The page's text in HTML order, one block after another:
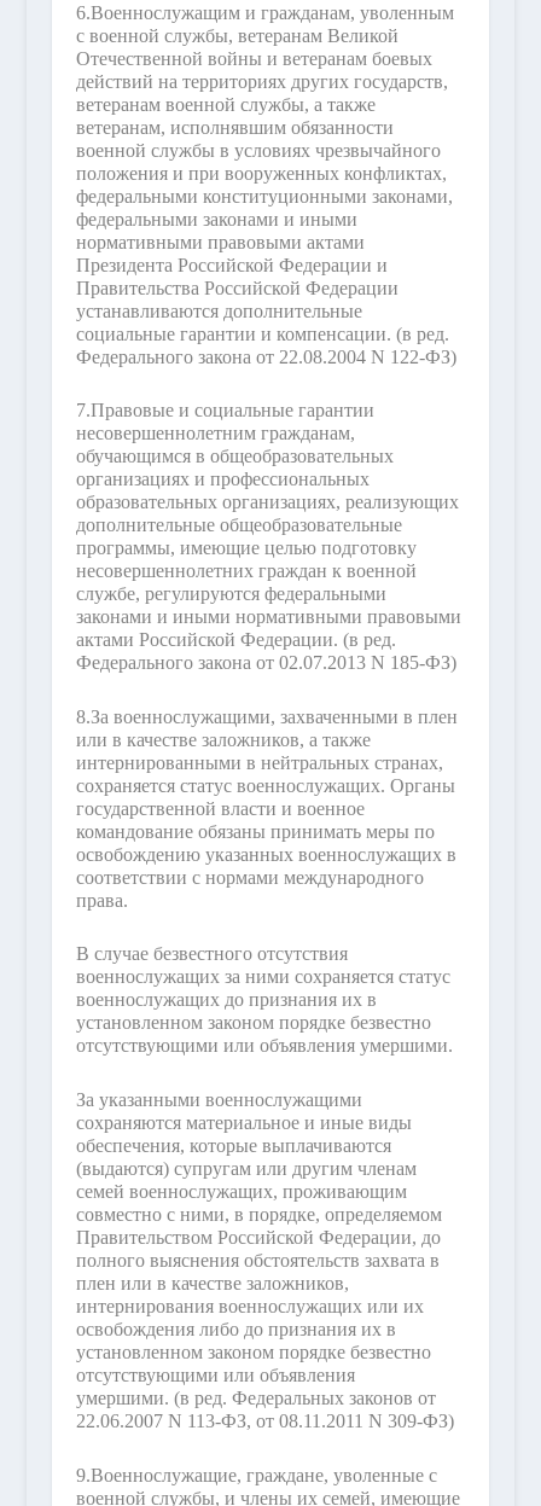
6.Военнослужащим и гражданам, уволенным
с военной службы, ветеранам Великой
Отечественной войны и ветеранам боевых
действий на территориях других государств,
ветеранам военной службы, а также
ветеранам, исполнявшим обязанности
военной службы в условиях чрезвычайного
положения и при вооруженных конфликтах,
федеральными конституционными законами,
федеральными законами и иными
нормативными правовыми актами
Президента Российской Федерации и
Правительства Российской Федерации
устанавливаются дополнительные
социальные гарантии и компенсации. (в ред.
Федерального закона от 22.08.2004 N 122-ФЗ)
7.Правовые и социальные гарантии
несовершеннолетним гражданам,
обучающимся в общеобразовательных
организациях и профессиональных
образовательных организациях, реализующих
дополнительные общеобразовательные
программы, имеющие целью подготовку
несовершеннолетних граждан к военной
службе, регулируются федеральными
законами и иными нормативными правовыми
актами Российской Федерации. (в ред.
Федерального закона от 02.07.2013 N 185-ФЗ)
8.За военнослужащими, захваченными в плен
или в качестве заложников, а также
интернированными в нейтральных странах,
сохраняется статус военнослужащих. Органы
государственной власти и военное
командование обязаны принимать меры по
освобождению указанных военнослужащих в
соответствии с нормами международного
права.
В случае безвестного отсутствия
военнослужащих за ними сохраняется статус
военнослужащих до признания их в
установленном законом порядке безвестно
отсутствующими или объявления умершими.
За указанными военнослужащими
сохраняются материальное и иные виды
обеспечения, которые выплачиваются
(выдаются) супругам или другим членам
семей военнослужащих, проживающим
совместно с ними, в порядке, определяемом
Правительством Российской Федерации, до
полного выяснения обстоятельств захвата в
плен или в качестве заложников,
интернирования военнослужащих или их
освобождения либо до признания их в
установленном законом порядке безвестно
отсутствующими или объявления
умершими. (в ред. Федеральных законов от
22.06.2007 N 113-ФЗ, от 08.11.2011 N 309-ФЗ)
9.Военнослужащие, граждане, уволенные с
военной службы, и члены их семей, имеющие